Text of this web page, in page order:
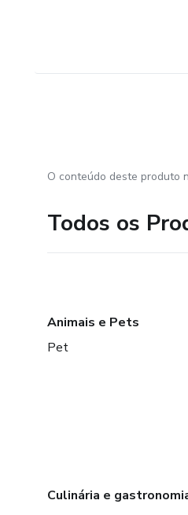
O conteúdo deste produto
Todos os
Animais e Pets
Pet
Culinária e